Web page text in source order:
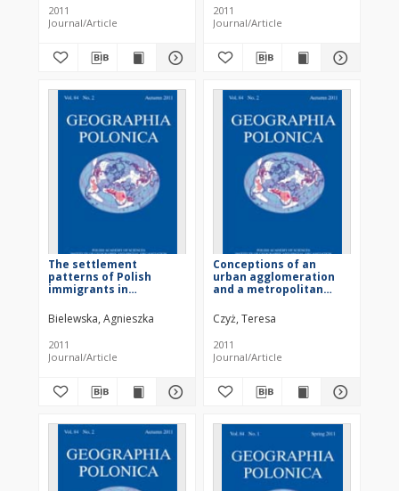
2011
Journal/Article
2011
Journal/Article
The settlement
patterns of Polish
immigrants in
context of move from
modern to postmodern
understanding of place
Bielewska, Agnieszka
2011
Journal/Article
Conceptions of an
urban agglomeration
and a metropolitan
Czyż, Teresa
2011
Journal/Article